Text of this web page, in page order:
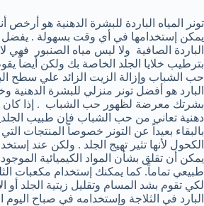
تونر المياه الباردة للبشرة الدهنية هو أرخص
يمكن إستخدامها في أي وقت بسهولة . يفضل
الباردة الصافية ولا ليس مياه الصنبور فهي
بترطيب خلايا الجلد الخاصة بك ولكن أيضاً
حب الشباب وإزالة الزيت الزائد علي سطح
البارد هو أفضل تونر منزلي للبشرة الدهنية
بشرتك معرضة لظهور حب الشباب . إذا كان
دهنية تعاني من حب الشباب فإن طبيب
بالبقاء بعيداً عن التونر خصوصاً المنتجات
الكحول لأنها تثير تهيج الجلد . ولكن عند
يمكن أن تقلق بشأن المواد الكيميائية
طبيعي تماماً. كما يمكنك إستخدام مكعبات
لكي تقوم بشد المسام وتقليل زيتية الجلد أو
البارد في الثلاجة وإستخدامه في صباح اليوم